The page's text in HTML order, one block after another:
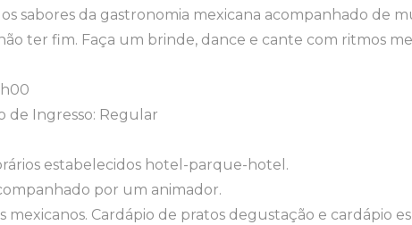
sabores da gastronomia mexicana acompanhado de
ter fim. Faça um brinde, dance e cante com ritmos
de Ingresso: Regular
estabelecidos hotel-parque-hotel.
por um animador.
Cardápio de pratos degustação e cardápio